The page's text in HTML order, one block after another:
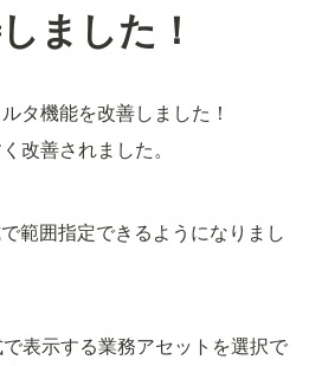
ました！
タ機能を改善しました！
改善されました。
範囲指定できるようになりまし
表示する業務アセットを選択で